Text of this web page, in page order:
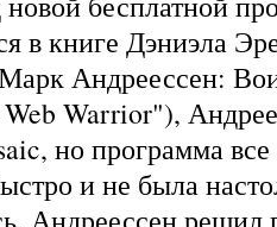
в книге Дэниэла
Андреессен:
Warrior"),
но программа
и не была